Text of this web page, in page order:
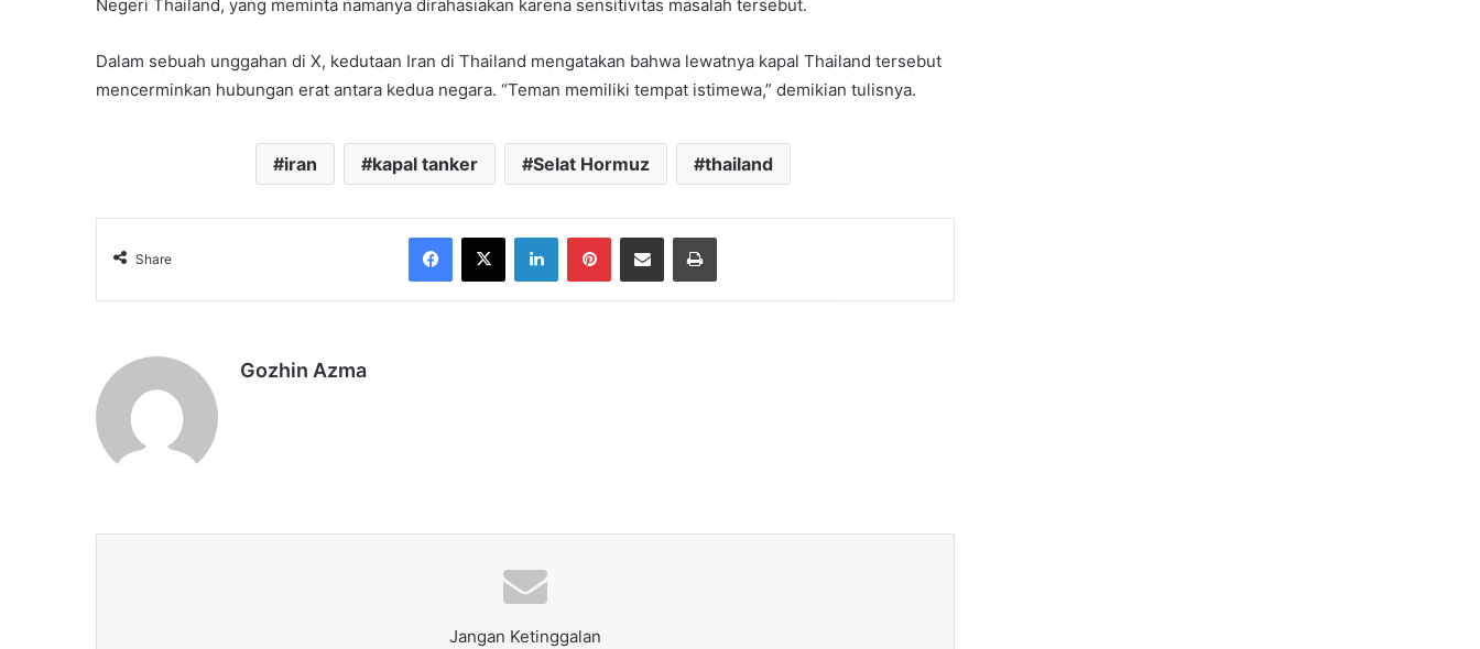
Negeri Thailand, yang meminta namanya dirahasiakan karena sensitivitas masalah tersebut.
Dalam sebuah unggahan di X, kedutaan Iran di Thailand mengatakan bahwa lewatnya kapal Thailand tersebut
mencerminkan hubungan erat antara kedua negara. “Teman memiliki tempat istimewa,” demikian tulisnya.
iran kapal tanker Selat Hormuz thailand
Share
Facebook
X LinkedInPinterestShare via Email Print
Gozhin Azma
Jangan Ketinggalan